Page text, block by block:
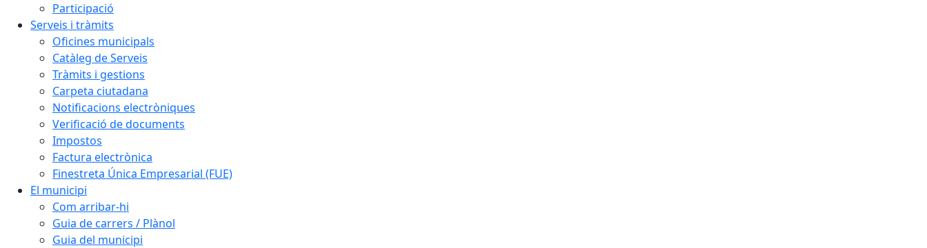
Participació
Serveis i tràmits
Oficines municipals
Catàleg de Serveis
Tràmits i gestions
Carpeta ciutadana
Notificacions electròniques
Verificació de documents
Impostos
Factura electrònica
Finestreta Única Empresarial (FUE)
El municipi
Com arribar-hi
Guia de carrers / Plànol
Guia del municipi